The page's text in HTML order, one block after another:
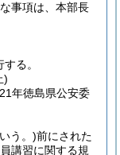
事項は、本部長
る。
)
年徳島県公安委
う。)前にされた
講習に関する規